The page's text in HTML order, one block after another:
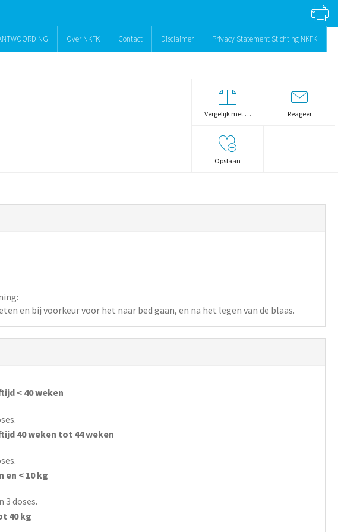
Over NKFK Contact Disclaimer Privacy Statement Stichting NKFK
Vergelijk met … Reageer
Opslaan
en bij voorkeur voor het naar bed gaan, en na het legen van de blaas.
< 40 weken
40 weken tot 44 weken
en < 10 kg
3 doses.
40 kg